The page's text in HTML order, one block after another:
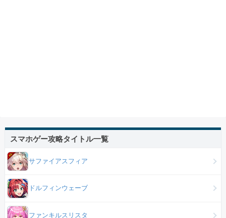
スマホゲー攻略タイトル一覧
サファイアスフィア
ドルフィンウェーブ
ファンキルスリスタ